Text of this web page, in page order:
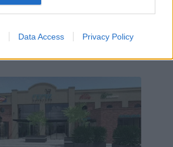
Data Access Privacy Policy